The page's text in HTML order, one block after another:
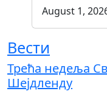
August 1,
Вести
Трећа недеља
Шејдленду